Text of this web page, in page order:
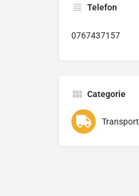
Telefon
0767437157
Categorie
Transport